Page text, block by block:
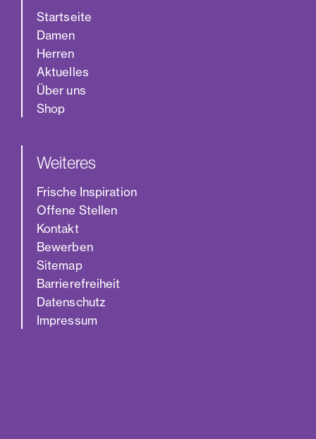
Startseite
Damen
Herren
Aktuelles
Über uns
Shop
Weiteres
Frische Inspiration
Offene Stellen
Kontakt
Bewerben
Sitemap
Barrierefreiheit
Datenschutz
Impressum